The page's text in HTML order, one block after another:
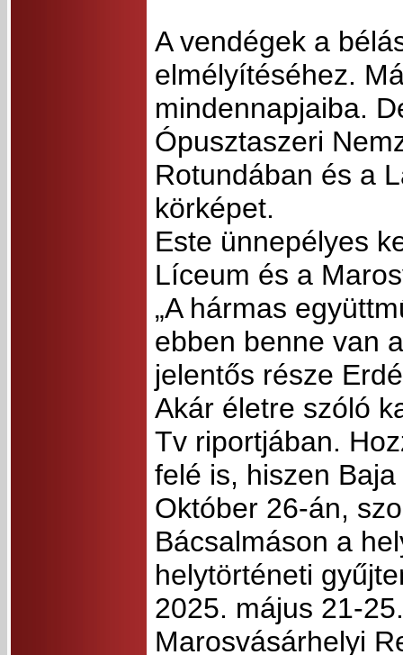
A vendégek a
elmélyítéséhez.
mindennapjaiba.
Ópusztaszeri
Rotundában és a
körképet.
Este ünnepélyes
Líceum és a
„A hármas
ebben benne van
jelentős része
Akár életre szóló
Tv riportjában.
felé is, hiszen
Október 26-án,
Bácsalmáson a
helytörténeti
2025. május 21-
Marosvásárhelyi